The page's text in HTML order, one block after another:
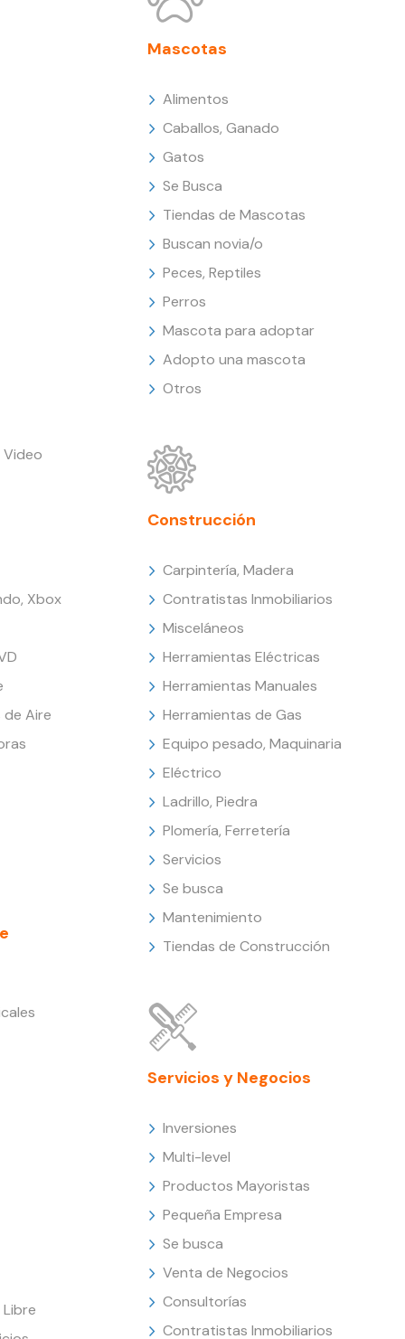
Xbox
Aire
Mascotas
Alimentos
Caballos, Ganado
Gatos
Se Busca
Tiendas de Mascotas
Buscan novia/o
Peces, Reptiles
Perros
Mascota para adoptar
Adopto una mascota
Otros
Construcción
Carpintería, Madera
Contratistas Inmobiliarios
Misceláneos
Herramientas Eléctricas
Herramientas Manuales
Herramientas de Gas
Equipo pesado, Maquinaria
Eléctrico
Ladrillo, Piedra
Plomería, Ferretería
Servicios
Se busca
Mantenimiento
Tiendas de Construcción
Servicios y Negocios
Inversiones
Multi-level
Productos Mayoristas
Pequeña Empresa
Se busca
Venta de Negocios
Consultorías
Contratistas Inmobiliarios